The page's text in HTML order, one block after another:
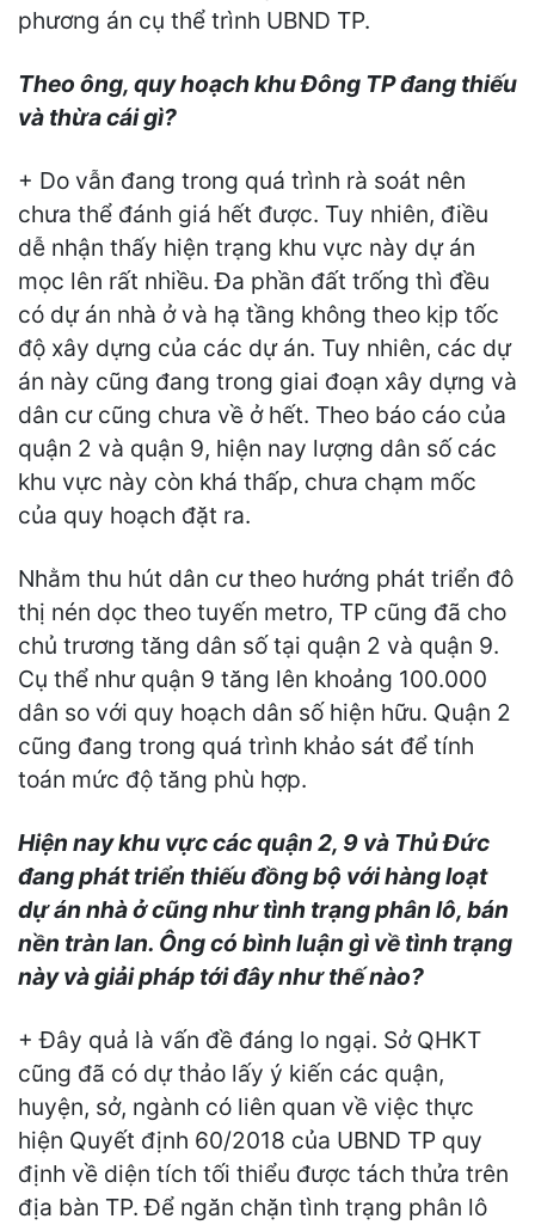
phương án cụ thể trình UBND TP.
Theo ông, quy hoạch khu Đông TP đang thiếu
và thừa cái gì?
+ Do vẫn đang trong quá trình rà soát nên
chưa thể đánh giá hết được. Tuy nhiên, điều
dễ nhận thấy hiện trạng khu vực này dự án
mọc lên rất nhiều. Đa phần đất trống thì đều
có dự án nhà ở và hạ tầng không theo kịp tốc
độ xây dựng của các dự án. Tuy nhiên, các dự
án này cũng đang trong giai đoạn xây dựng và
dân cư cũng chưa về ở hết. Theo báo cáo của
quận 2 và quận 9, hiện nay lượng dân số các
khu vực này còn khá thấp, chưa chạm mốc
của quy hoạch đặt ra.
Nhằm thu hút dân cư theo hướng phát triển đô
thị nén dọc theo tuyến metro, TP cũng đã cho
chủ trương tăng dân số tại quận 2 và quận 9.
Cụ thể như quận 9 tăng lên khoảng 100.000
dân so với quy hoạch dân số hiện hữu. Quận 2
cũng đang trong quá trình khảo sát để tính
toán mức độ tăng phù hợp.
Hiện nay khu vực các quận 2, 9 và Thủ Đức
đang phát triển thiếu đồng bộ với hàng loạt
dự án nhà ở cũng như tình trạng phân lô, bán
nền tràn lan. Ông có bình luận gì về tình trạng
này và giải pháp tới đây như thế nào?
+ Đây quả là vấn đề đáng lo ngại. Sở QHKT
cũng đã có dự thảo lấy ý kiến các quận,
huyện, sở, ngành có liên quan về việc thực
hiện Quyết định 60/2018 của UBND TP quy
định về diện tích tối thiểu được tách thửa trên
địa bàn TP. Để ngăn chặn tình trạng phân lô